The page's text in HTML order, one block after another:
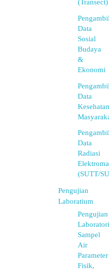
(Transect)
Data
Sosial
Budaya
&
Ekonomi
Data
Kesehatan
Data
Radiasi
(SUTT/
Pengujian
Laboratium
Pengujian
Sampel
Air
Parameter
Fisik,